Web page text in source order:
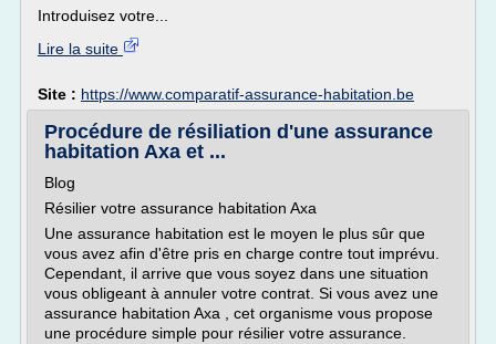
Introduisez votre...
Lire la suite
Site : https://www.comparatif-assurance-habitation.be
Procédure de résiliation d'une assurance
habitation Axa et ...
Blog
Résilier votre assurance habitation Axa
Une assurance habitation est le moyen le plus sûr que
vous avez afin d'être pris en charge contre tout imprévu.
Cependant, il arrive que vous soyez dans une situation
vous obligeant à annuler votre contrat. Si vous avez une
assurance habitation Axa , cet organisme vous propose
une procédure simple pour résilier votre assurance.